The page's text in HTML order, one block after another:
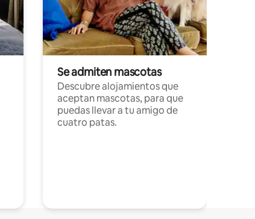
Se admiten mascotas
Descubre alojamientos que
aceptan mascotas, para que
puedas llevar a tu amigo de
cuatro patas.